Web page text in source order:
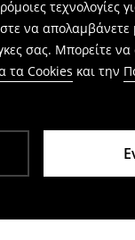
να
σας. Μπορείτε να
τα Cookies και την